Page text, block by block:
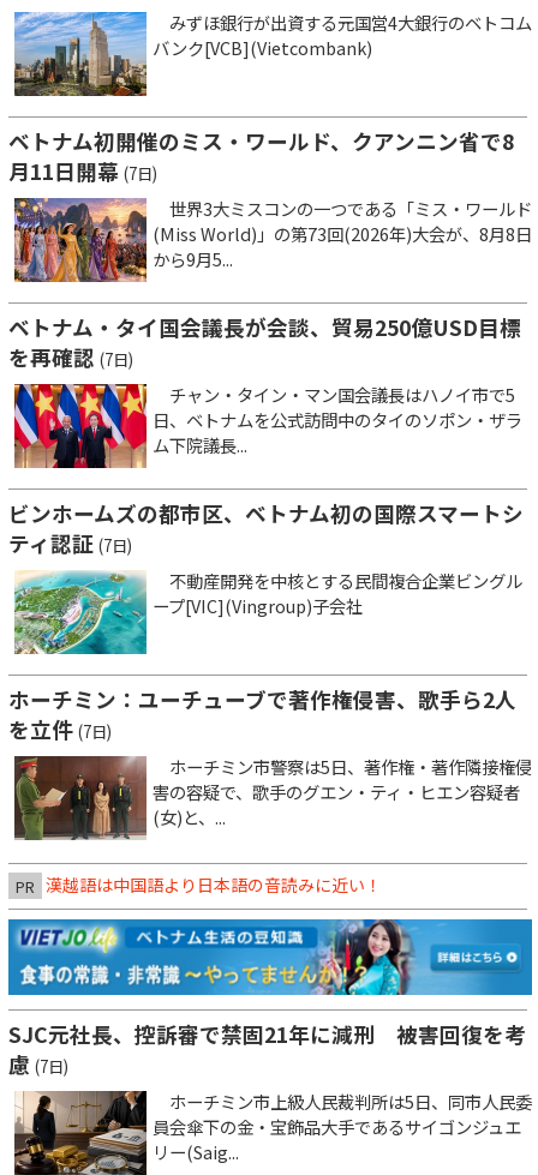
みずほ銀行が出資する元国営4大銀行のベトコム
バンク[VCB](Vietcombank)
ベトナム初開催のミス・ワールド、クアンニン省で8
月11日開幕 (7日)
世界3大ミスコンの一つである「ミス・ワールド
(Miss World)」の第73回(2026年)大会が、8月8日
から9月5...
ベトナム・タイ国会議長が会談、貿易250億USD目標
を再確認 (7日)
チャン・タイン・マン国会議長はハノイ市で5
日、ベトナムを公式訪問中のタイのソポン・ザラ
ム下院議長...
ビンホームズの都市区、ベトナム初の国際スマートシ
ティ認証 (7日)
不動産開発を中核とする民間複合企業ビングル
ープ[VIC](Vingroup)子会社
ホーチミン：ユーチューブで著作権侵害、歌手ら2人
を立件 (7日)
ホーチミン市警察は5日、著作権・著作隣接権侵
害の容疑で、歌手のグエン・ティ・ヒエン容疑者
(女)と、...
PR 漢越語は中国語より日本語の音読みに近い！
SJC元社長、控訴審で禁固21年に減刑 被害回復を考
慮 (7日)
ホーチミン市上級人民裁判所は5日、同市人民委
員会傘下の金・宝飾品大手であるサイゴンジュエ
リー(Saig...